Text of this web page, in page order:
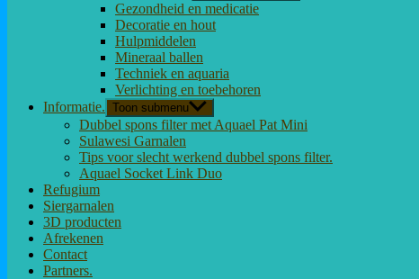
Gezondheid en medicatie
Decoratie en hout
Hulpmiddelen
Mineraal ballen
Techniek en aquaria
Verlichting en toebehoren
Informatie. Toon submenu
Dubbel spons filter met Aquael Pat Mini
Sulawesi Garnalen
Tips voor slecht werkend dubbel spons filter.
Aquael Socket Link Duo
Refugium
Siergarnalen
3D producten
Afrekenen
Contact
Partners.